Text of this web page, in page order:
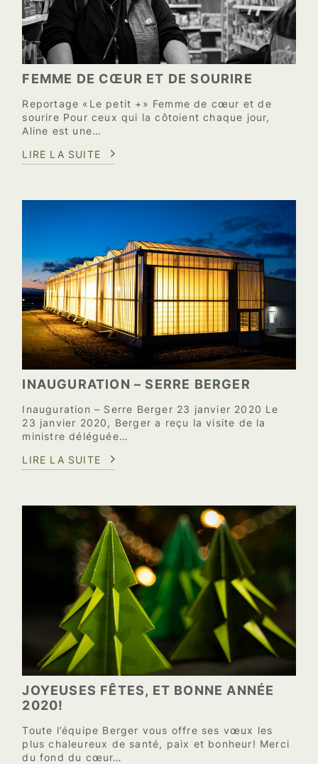
FEMME DE CŒUR ET DE SOURIRE
Reportage «Le petit +» Femme de cœur et de
sourire Pour ceux qui la côtoient chaque jour,
Aline est une…
LIRE LA SUITE
INAUGURATION – SERRE BERGER
Inauguration – Serre Berger 23 janvier 2020 Le
23 janvier 2020, Berger a reçu la visite de la
ministre déléguée…
LIRE LA SUITE
JOYEUSES FÊTES, ET BONNE ANNÉE
2020!
Toute l’équipe Berger vous offre ses vœux les
plus chaleureux de santé, paix et bonheur! Merci
du fond du cœur…